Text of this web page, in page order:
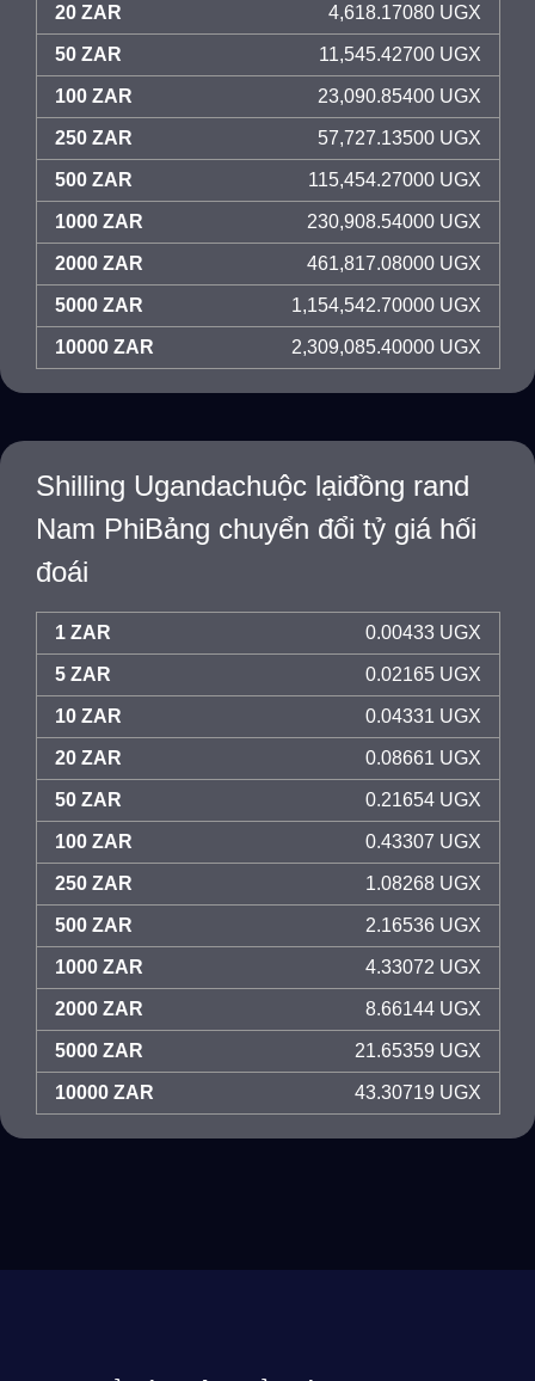
20 ZAR 4,618.17080 UGX
50 ZAR 11,545.42700 UGX
100 ZAR 23,090.85400 UGX
250 ZAR 57,727.13500 UGX
500 ZAR 115,454.27000 UGX
1000 ZAR 230,908.54000 UGX
2000 ZAR 461,817.08000 UGX
5000 ZAR 1,154,542.70000 UGX
10000 ZAR 2,309,085.40000 UGX
Shilling Ugandachuộc lạiđồng rand
Nam PhiBảng chuyển đổi tỷ giá hối
đoái
1 ZAR 0.00433 UGX
5 ZAR 0.02165 UGX
10 ZAR 0.04331 UGX
20 ZAR 0.08661 UGX
50 ZAR 0.21654 UGX
100 ZAR 0.43307 UGX
250 ZAR 1.08268 UGX
500 ZAR 2.16536 UGX
1000 ZAR 4.33072 UGX
2000 ZAR 8.66144 UGX
5000 ZAR 21.65359 UGX
10000 ZAR 43.30719 UGX